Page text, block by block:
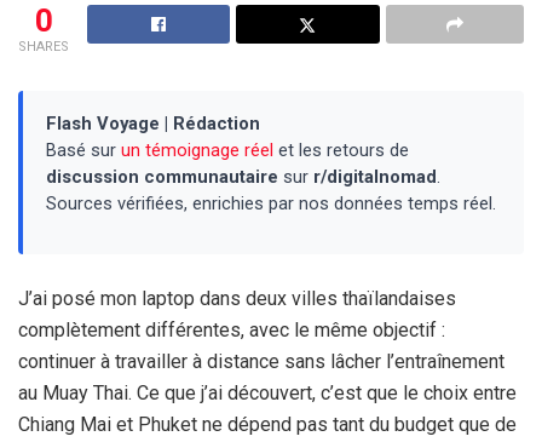
0
SHARES
Flash Voyage | Rédaction
Basé surun témoignage réel et les retours de
discussion communautaire sur r/digitalnomad.
Sources vérifiées, enrichies par nos données temps réel.
J’ai posé mon laptop dans deux villes thaïlandaises
complètement différentes, avec le même objectif :
continuer à travailler à distance sans lâcher l’entraînement
au Muay Thai. Ce que j’ai découvert, c’est que le choix entre
Chiang Mai et Phuket ne dépend pas tant du budget que de